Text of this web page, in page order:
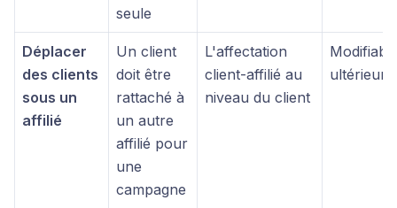
seule
Déplacer
des clients
sous un
affilié
Un client
doit être
rattaché à
un autre
affilié pour
une
campagne
L'affectation
client-affilié au
niveau du client